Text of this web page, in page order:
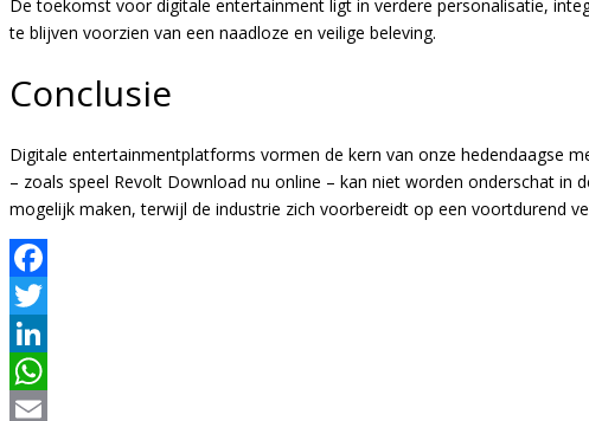
De toekomst voor digitale entertainment ligt in verdere personalisatie,
te blijven voorzien van een naadloze en veilige beleving.
Conclusie
Digitale entertainmentplatforms vormen de kern van onze hedendaagse
– zoals speel Revolt Download nu online – kan niet worden onderschat in
mogelijk maken, terwijl de industrie zich voorbereidt op een voortdurend
Facebook
Twitter
LinkedIn
WhatsApp